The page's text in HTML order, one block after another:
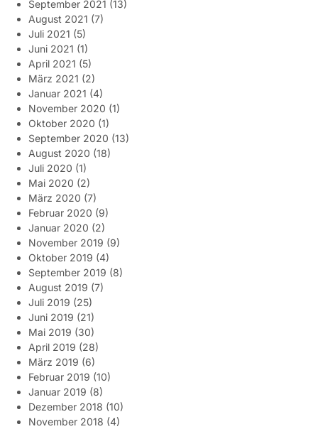
September 2021 (13)
August 2021 (7)
Juli 2021 (5)
Juni 2021 (1)
April 2021 (5)
März 2021 (2)
Januar 2021 (4)
November 2020 (1)
Oktober 2020 (1)
September 2020 (13)
August 2020 (18)
Juli 2020 (1)
Mai 2020 (2)
März 2020 (7)
Februar 2020 (9)
Januar 2020 (2)
November 2019 (9)
Oktober 2019 (4)
September 2019 (8)
August 2019 (7)
Juli 2019 (25)
Juni 2019 (21)
Mai 2019 (30)
April 2019 (28)
März 2019 (6)
Februar 2019 (10)
Januar 2019 (8)
Dezember 2018 (10)
November 2018 (4)